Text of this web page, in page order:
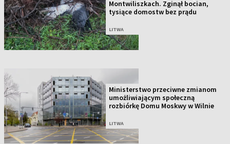
Montwiliszkach. Zginął bocian,
tysiące domostw bez prądu
LITWA
Ministerstwo przeciwne zmianom
umożliwiającym społeczną
rozbiórkę Domu Moskwy w Wilnie
LITWA